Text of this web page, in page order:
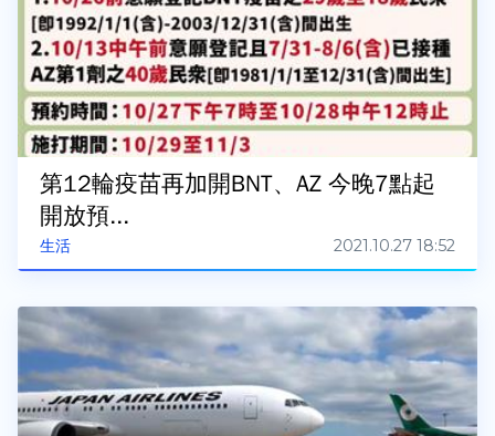
生活
第12輪疫苗再加開BNT、AZ 今晚7點起
開放預...
2021.10.27 18:52